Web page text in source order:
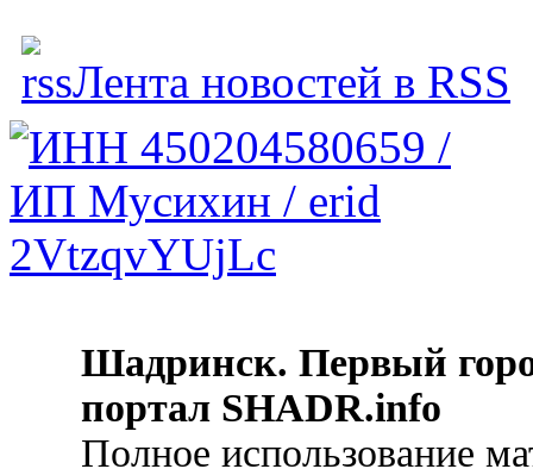
Лента новостей в RSS
Шадринск. Первый
портал SHADR.info
Полное использование